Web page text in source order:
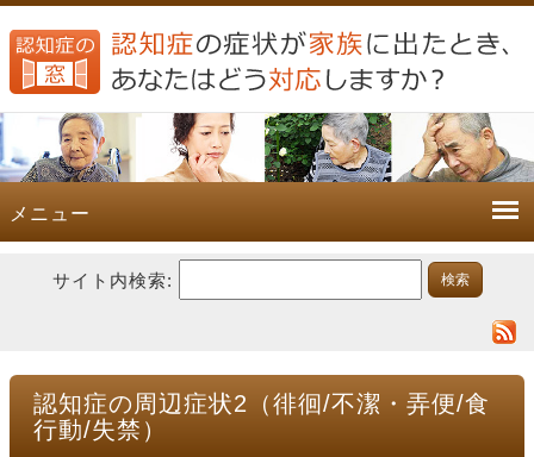
メニュー
サイト内検索:
認知症の周辺症状2（徘徊/不潔・弄便/食
行動/失禁）